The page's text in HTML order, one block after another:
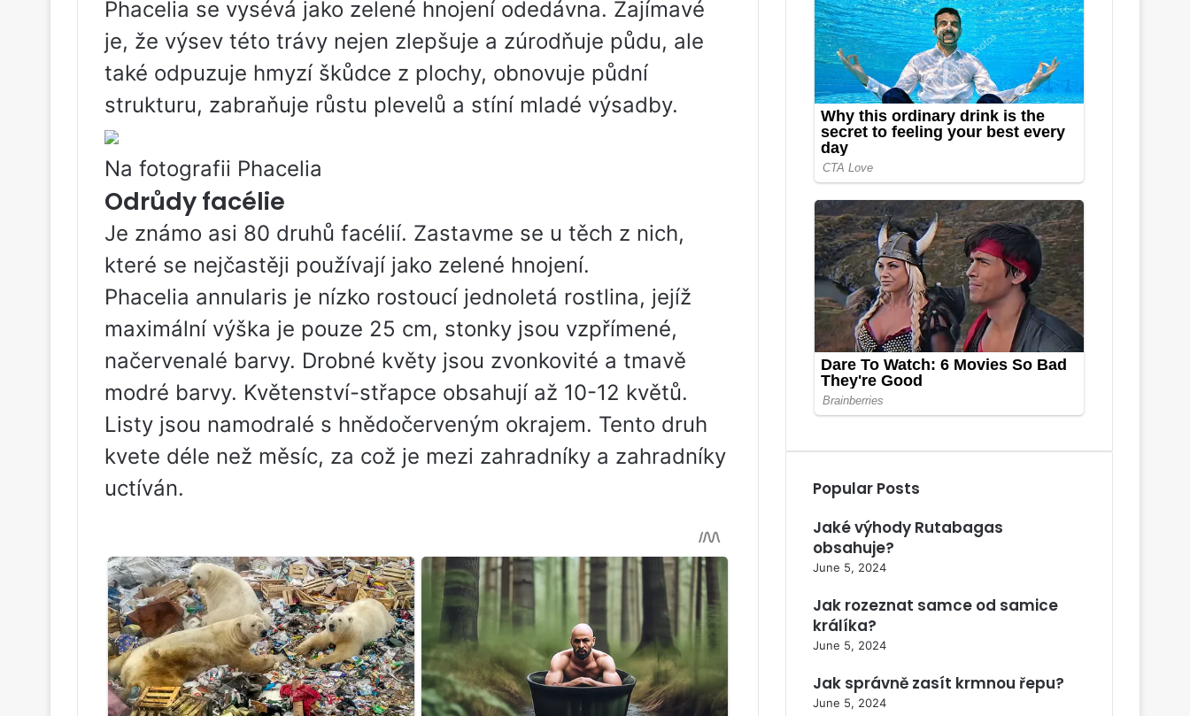
Phacelia se vysévá jako zelené hnojení odedávna. Zajímavé
je, že výsev této trávy nejen zlepšuje a zúrodňuje půdu, ale
také odpuzuje hmyzí škůdce z plochy, obnovuje půdní
strukturu, zabraňuje růstu plevelů a stíní mladé výsadby.
Na fotografii Phacelia
Odrůdy facélie
Je známo asi 80 druhů facélií. Zastavme se u těch z nich,
které se nejčastěji používají jako zelené hnojení.
Phacelia annularis je nízko rostoucí jednoletá rostlina, jejíž
maximální výška je pouze 25 cm, stonky jsou vzpřímené,
načervenalé barvy. Drobné květy jsou zvonkovité a tmavě
modré barvy. Květenství-střapce obsahují až 10-12 květů.
Listy jsou namodralé s hnědočerveným okrajem. Tento druh
kvete déle než měsíc, za což je mezi zahradníky a zahradníky
uctíván.
Popular Posts
Jaké výhody Rutabagas
obsahuje?
June 5, 2024
Jak rozeznat samce od samice
králíka?
June 5, 2024
Jak správně zasít krmnou řepu?
June 5, 2024